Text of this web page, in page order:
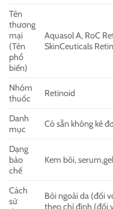
Tên
thương
mại
(Tên
phổ
biến)
Aquasol A, RoC
SkinCeuticals
Nhóm
thuốc
Retinoid
Danh
mục
Có sẵn không kê
Dạng
bào
chế
Kem bôi,
Cách
sử
Bôi ngoài da (đối
theo chỉ định (đối